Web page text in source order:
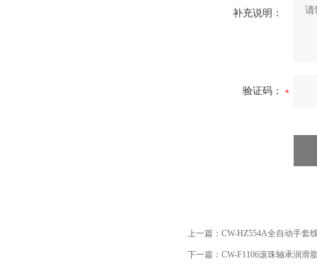
补充说明：
验证码：
上一篇： CW-HZ554A全自动手套
下一篇： CW-F1106滚珠轴承润滑